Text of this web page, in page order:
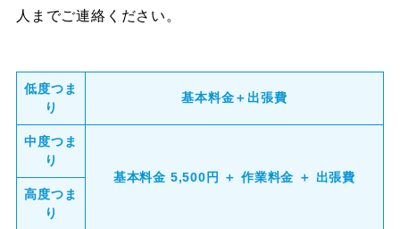
人までご連絡ください。
低度つま
り
基本料金＋出張費
中度つま
り
基本料金 5,500円 ＋ 作業料金 ＋ 出張費
高度つま
り